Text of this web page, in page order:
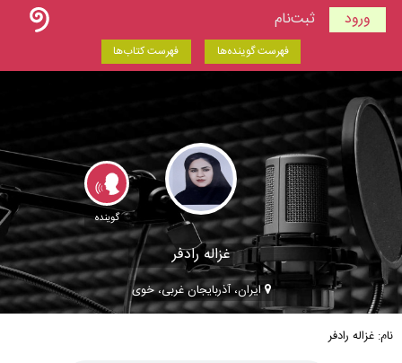
ورود ثبت‌نام
فهرست گوینده‌ها فهرست کتاب‌ها
گوینده
غزاله رادفر
ایران، آذربايجان غربی، خوی
نام: غزاله رادفر